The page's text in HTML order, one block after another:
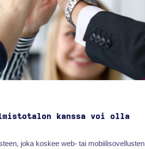
kanssa voi olla
joka koskee web- tai mobiilisovellusten